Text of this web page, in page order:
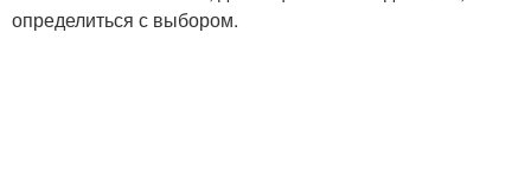
определиться с выбором.